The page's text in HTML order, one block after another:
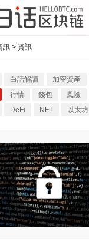
訊 > 資訊
白話解讀 加密資產
行情 錢包 風險
DeFi NFT 以太坊